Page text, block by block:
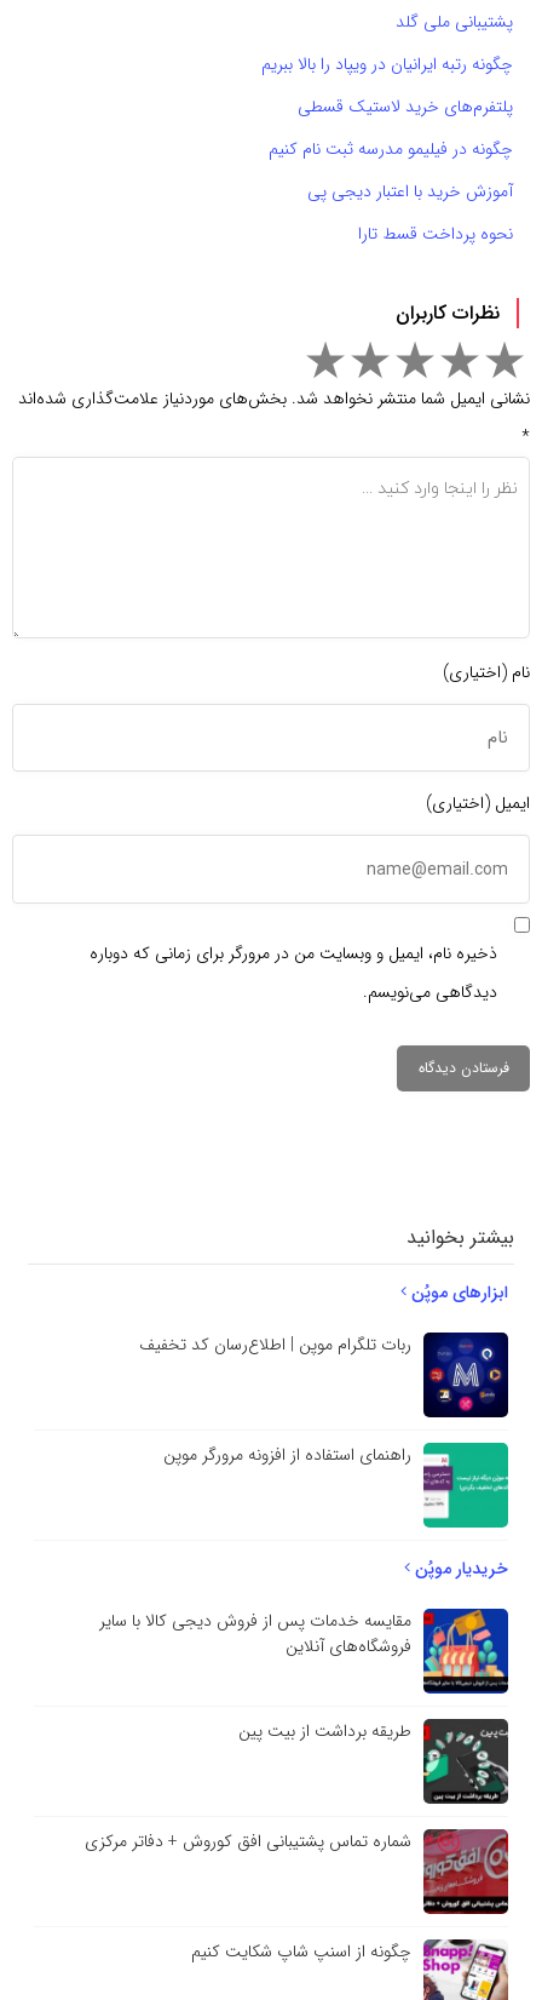
پشتیبانی ملی گلد
چگونه رتبه ایرانیان در ویپاد را بالا ببریم
پلتفرم‌های خرید لاستیک قسطی
چگونه در فیلیمو مدرسه ثبت نام کنیم
آموزش خرید با اعتبار دیجی پی
نحوه پرداخت قسط تارا
نظرات کاربران
نشانی ایمیل شما منتشر نخواهد شد. بخش‌های موردنیاز علامت‌گذاری شده‌اند
*
نام (اختیاری)
ایمیل (اختیاری)
ذخیره نام، ایمیل و وبسایت من در مرورگر برای زمانی که دوباره
دیدگاهی می‌نویسم.
بیشتر بخوانید
ابزارهای موپُن
ربات تلگرام موپن | اطلاع‌رسان کد تخفیف
راهنمای استفاده از افزونه مرورگر موپن
خریدیار موپُن
مقایسه خدمات پس از فروش دیجی کالا با سایر
فروشگاه‌های آنلاین
طریقه برداشت از بیت پین
شماره تماس پشتیبانی افق کوروش + دفاتر مرکزی
چگونه از اسنپ شاپ شکایت کنیم